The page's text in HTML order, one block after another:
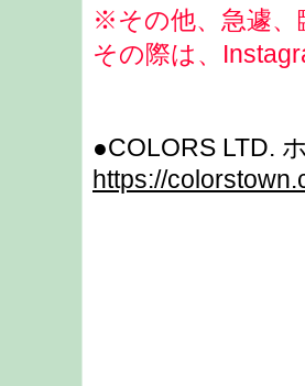
※その他、急遽、
その際は、
●COLORS LTD.
https://